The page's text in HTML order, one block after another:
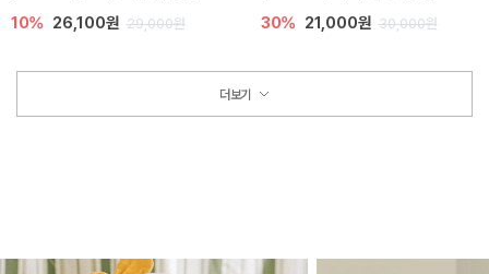
10% 26,100원 29,000원 30% 21,000원 30,000원
더보기